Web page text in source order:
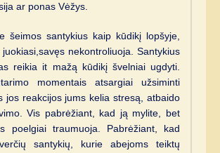
ar ponas Vėžys.
šeimos santykius kaip kūdikį lopšyje,
nekontroliuoja. Santykius
reikia it mažą kūdikį švelniai ugdyti.
momentais atsargiai užsiminti
jos reakcijos jums kelia stresą, atbaido
Vis pabrėžiant, kad ją mylite, bet
poelgiai traumuoja. Pabrėžiant, kad
santykių, kurie abejoms teiktų